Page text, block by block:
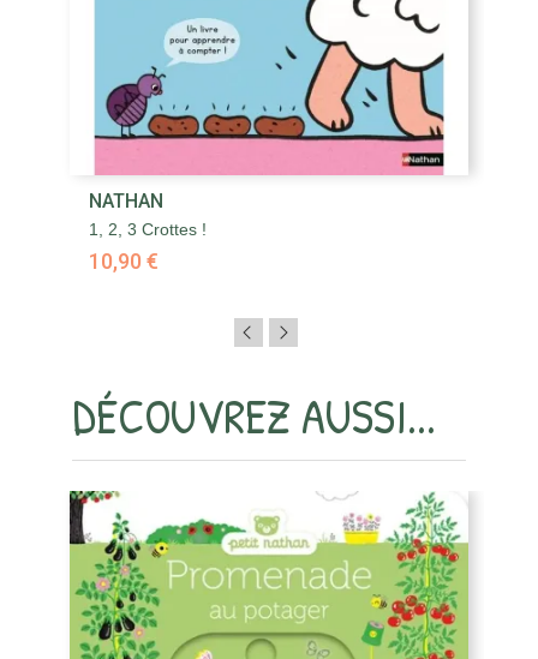
NATHAN
1, 2, 3 Crottes !
10,90 €
DÉCOUVREZ AUSSI...